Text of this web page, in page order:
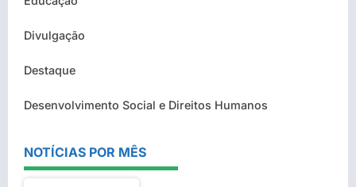
Divulgação
Destaque
Desenvolvimento Social e Direitos Humanos
NOTÍCIAS POR MÊS